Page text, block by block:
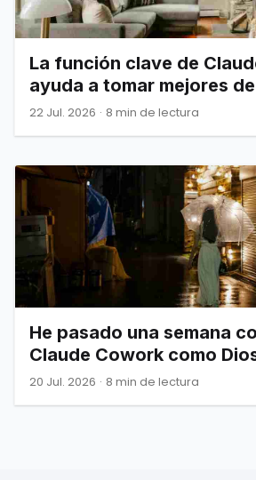
La función clave de
ayuda a tomar mejores
22 Jul. 2026 · 8 min de lectura
He pasado una semana
Claude Cowork como
Esto es todo lo que de
20 Jul. 2026 · 8 min de lectura